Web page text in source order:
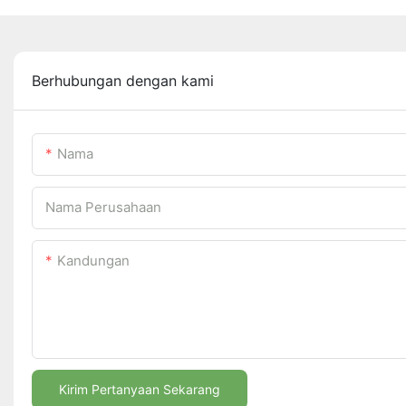
Berhubungan dengan kami
Nama
Nama Perusahaan
Kandungan
Kirim Pertanyaan Sekarang